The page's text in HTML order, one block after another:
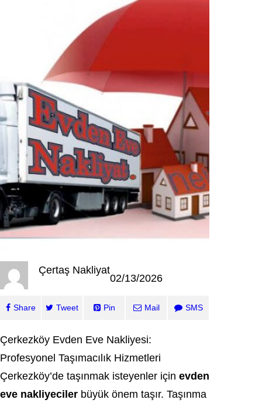
Çertaş Nakliyat
02/13/2026
Share Tweet Pin Mail SMS
Çerkezköy Evden Eve Nakliyesi:
Profesyonel Taşımacılık Hizmetleri
Çerkezköy’de taşınmak isteyenler için evden
eve nakliyeciler büyük önem taşır. Taşınma